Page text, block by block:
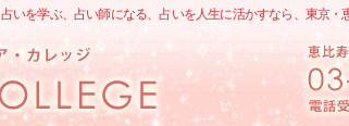
占いを学ぶ、占い師になる、占いを人生に活かすなら、東京